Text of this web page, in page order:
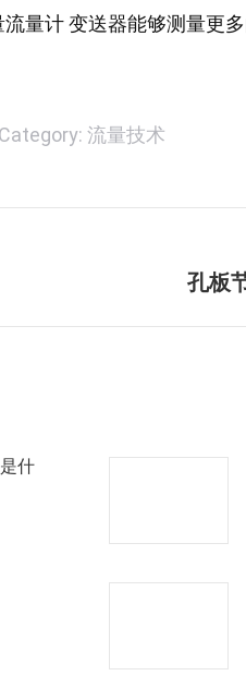
量计 变送器能够测量更
Category: 流量技术
孔板
什